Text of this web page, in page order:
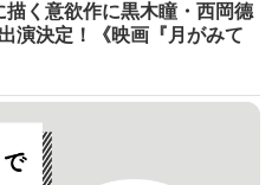
描く意欲作に黒木瞳・西岡德
演決定！《映画『月がみて